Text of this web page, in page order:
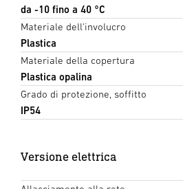
da -10 fino a 40 °C
Materiale dell'involucro
Plastica
Materiale della copertura
Plastica opalina
Grado di protezione, soffitto
IP54
Versione elettrica